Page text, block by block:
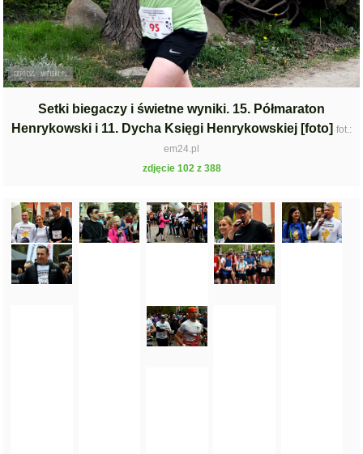
Setki biegaczy i świetne wyniki. 15. Półmaraton
Henrykowski i 11. Dycha Księgi Henrykowskiej [foto] fot.:
em24.pl
zdjęcie 102 z 388